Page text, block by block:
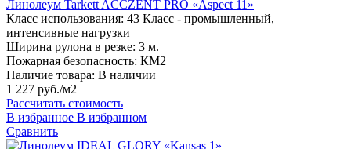
Линолеум Tarkett ACCZENT PRO «Aspect 11»
Класс использования: 43 Класс - промышленный,
интенсивные нагрузки
Ширина рулона в резке: 3 м.
Пожарная безопасность: КМ2
Наличие товара: В наличии
1 227 руб./м2
Рассчитать стоимость
В избранное В избранном
Сравнить